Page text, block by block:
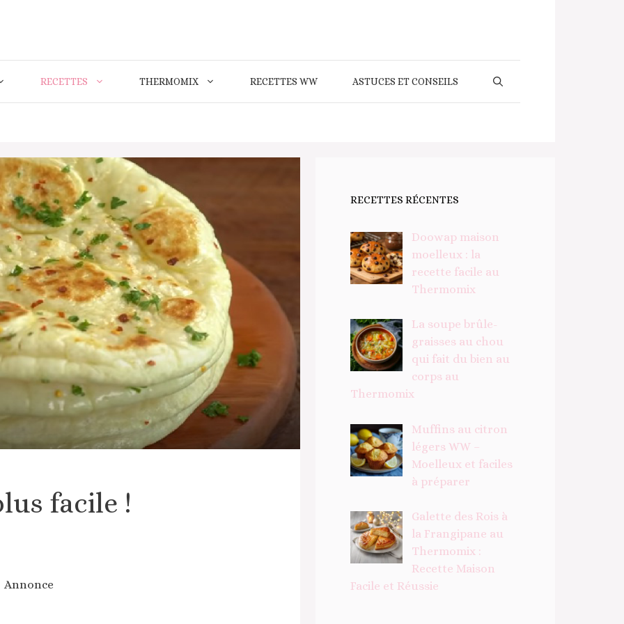
RECETTES THERMOMIX RECETTES WW ASTUCES ET CONSEILS
facile !
Annonce
RECETTES RÉCENTES
Doowap maison
moelleux : la
recette facile au
Thermomix
La soupe brûle-
graisses au chou
qui fait du bien au
corps au
Thermomix
Muffins au citron
légers WW –
Moelleux et faciles
à préparer
Galette des Rois à
la Frangipane au
Thermomix :
Recette Maison
Facile et Réussie